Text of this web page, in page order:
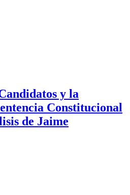
y la
Constitucional
de Jaime